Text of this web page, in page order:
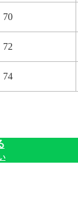
70
72
74